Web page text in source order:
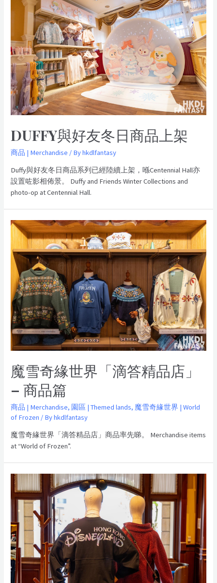
DUFFY與好友冬日商品上架
商品 | Merchandise / Byhkdlfantasy
Duffy與好友冬日商品系列已經陸續上架，喺Centennial Hall亦
設置咗影相佈景。 Duffy and Friends Winter Collections and
photo-op at Centennial Hall.
魔雪奇緣世界「滴答精品店」
– 商品篇
商品 | Merchandise, 園區 | Themed lands, 魔雪奇緣世界 | World
of Frozen / Byhkdlfantasy
魔雪奇緣世界「滴答精品店」商品率先睇。 Merchandise items
at “World of Frozen”.